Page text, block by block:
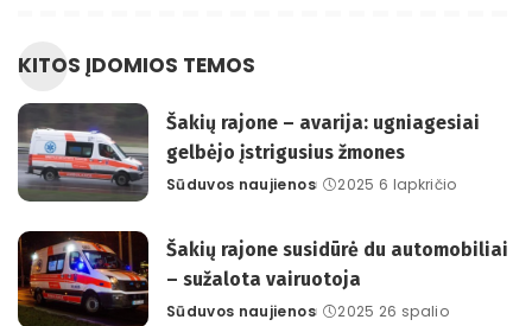
KITOS ĮDOMIOS TEMOS
Šakių rajone – avarija: ugniagesiai
gelbėjo įstrigusius žmones
Posted
Sūduvos naujienos 2025 6 lapkričio
Šakių rajone susidūrė du automobiliai
– sužalota vairuotoja
Posted
Sūduvos naujienos 2025 26 spalio